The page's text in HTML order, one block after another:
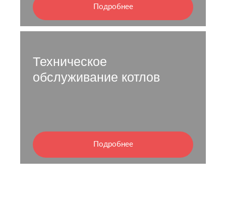
Подробнее
Техническое
обслуживание котлов
Подробнее